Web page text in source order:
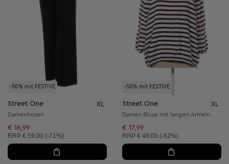
-50% mit FESTIVE
Street One XL
Damenhosen
€ 16,99
Unverbindliche Preisempfehlung:
RRP € 59,00 (-71%)
-50% mit FESTIVE
Street One XL
Damen Bluse mit langen Ärmeln
€ 17,99
Unverbindliche Preisempfehlung:
RRP € 48,00 (-62%)